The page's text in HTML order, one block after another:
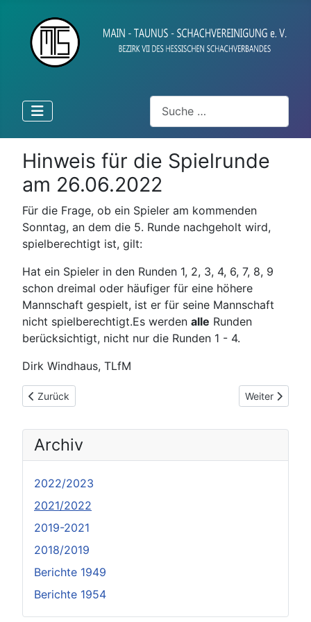
Suchen
Archiv
2022/2023
2021/2022
2019-2021
2018/2019
Berichte 1949
Berichte 1954
Hinweis für die Spielrunde
am 26.06.2022
Für die Frage, ob ein Spieler am kommenden
Sonntag, an dem die 5. Runde nachgeholt wird,
spielberechtigt ist, gilt:
Hat ein Spieler in den Runden 1, 2, 3, 4, 6, 7, 8, 9
schon dreimal oder häufiger für eine höhere
Mannschaft gespielt, ist er für seine Mannschaft
nicht spielberechtigt.Es werden alle Runden
berücksichtigt, nicht nur die Runden 1 - 4.
Dirk Windhaus, TLfM
Vorheriger Beitrag: Hattersheim gewinnt den Viererpokal
Zurück Nächster
Weiter